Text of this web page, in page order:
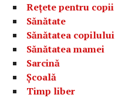
Rețete pentru copii
Sănătate
Sănătatea copilului
Sănătatea mamei
Sarcină
Școală
Timp liber